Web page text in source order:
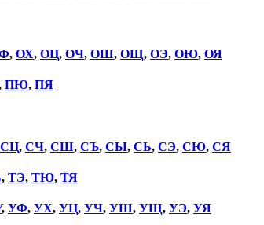
, ОХ, ОЦ, ОЧ, ОШ, ОЩ, ОЭ, ОЮ, ОЯ
ПЮ, ПЯ
СЦ, СЧ, СШ, СЪ, СЫ, СЬ, СЭ, СЮ, СЯ
, ТЭ, ТЮ, ТЯ
, УФ, УХ, УЦ, УЧ, УШ, УЩ, УЭ, УЯ